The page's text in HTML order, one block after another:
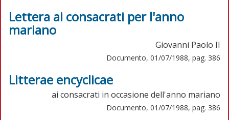
Lettera ai consacrati per l'anno
mariano
Giovanni Paolo II
Documento, 01/07/1988, pag. 386
Litterae encyclicae
ai consacrati in occasione dell'anno mariano
Documento, 01/07/1988, pag. 386